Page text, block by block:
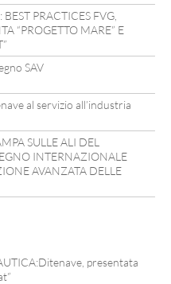
PRACTICES FVG,
“PROGETTO MARE” E
SAV
al servizio all’industria
SULLE ALI DEL
INTERNAZIONALE
AVANZATA DELLE
presentata